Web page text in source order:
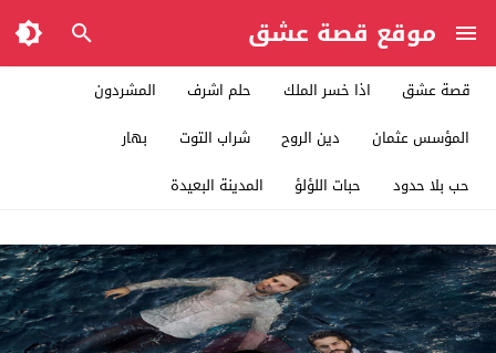
موقع قصة عشق
قصة عشق اذا خسر الملك حلم اشرف
المشردون
المؤسس عثمان
دين الروح شراب التوت
بهار
حب بلا حدود
حبات اللؤلؤ المدينة البعيدة